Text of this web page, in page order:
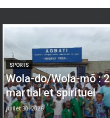
SPORTS
Wola-do/Wola-mõ :
martial et spirituel
juillet 30, 2026